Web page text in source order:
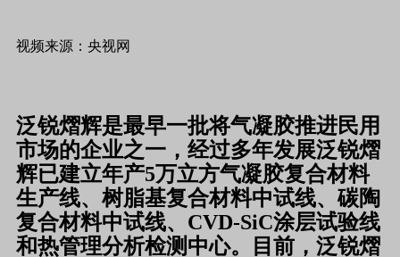
视频来源：央视网
泛锐熠辉是最早一批将气凝胶推进民用
市场的企业之一，经过多年发展泛锐熠
辉已建立年产5万立方气凝胶复合材料
生产线、树脂基复合材料中试线、碳陶
复合材料中试线、CVD-SiC涂层试验线
和热管理分析检测中心。目前，泛锐熠